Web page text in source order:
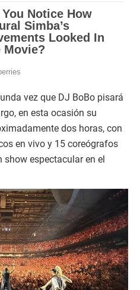
vez que DJ BoBo pisará
en esta ocasión su
dos horas, con
en vivo y 15 coreógrafos
show espectacular en el